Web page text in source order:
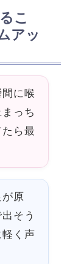
こ
アッ
に喉
っち
ら最
原
そう
く声